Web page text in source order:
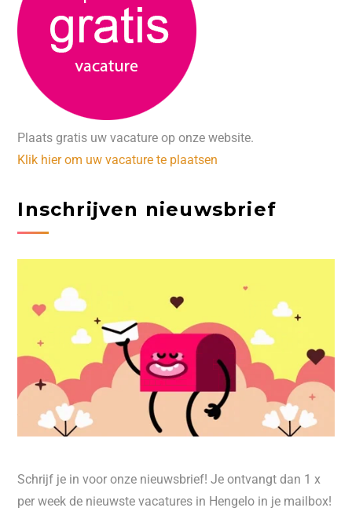
Plaats gratis uw vacature op onze website.
Klik hier om uw vacature te plaatsen
Inschrijven nieuwsbrief
Schrijf je in voor onze nieuwsbrief! Je ontvangt dan 1 x
per week de nieuwste vacatures in Hengelo in je mailbox!